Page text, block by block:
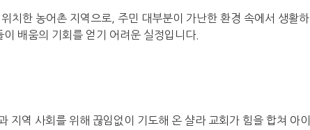
한 농어촌 지역으로, 주민 대부분이 가난한 환경 속에서 생활하
배움의 기회를 얻기 어려운 실정입니다.
역 사회를 위해 끊임없이 기도해 온 샬라 교회가 힘을 합쳐 아